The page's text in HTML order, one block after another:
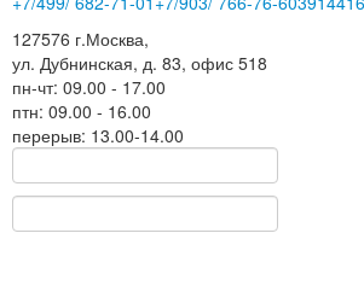
127576 г.Москва,
ул. Дубнинская, д. 83, офис 518
пн-чт: 09.00 - 17.00
птн: 09.00 - 16.00
перерыв: 13.00-14.00